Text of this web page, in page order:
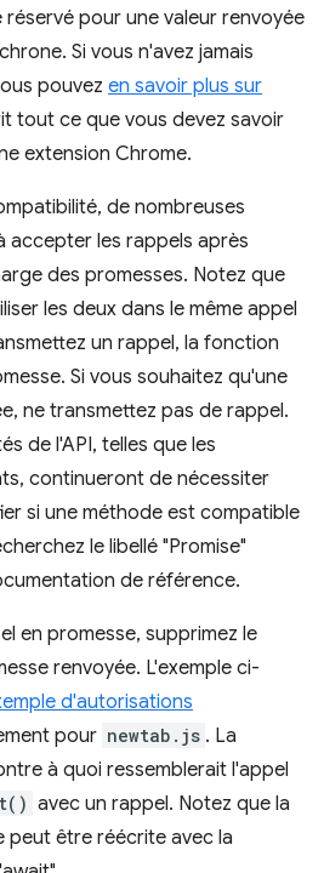
pour une valeur renvoyée
Si vous n'avez jamais
pouvez en savoir plus sur
tout ce que vous devez savoir
extension Chrome.
de nombreuses
accepter les rappels après
des promesses. Notez que
les deux dans le même appel
un rappel, la fonction
Si vous souhaitez qu'une
ne transmettez pas de rappel.
de l'API, telles que les
continueront de nécessiter
si une méthode est compatible
le libellé "Promise"
de référence.
en promesse, supprimez le
renvoyée. L'exemple ci-
d'autorisations
pour newtab.js . La
à quoi ressemblerait l'appel
avec un rappel. Notez que la
peut être réécrite avec la